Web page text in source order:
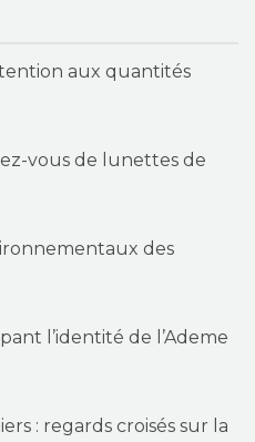
aux quantités
vous de lunettes de
des
l’identité de l’Ademe
: regards croisés sur la